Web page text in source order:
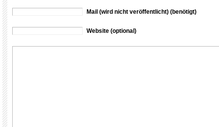
Mail (wird nicht veröffentlicht) (benötigt)
Website (optional)